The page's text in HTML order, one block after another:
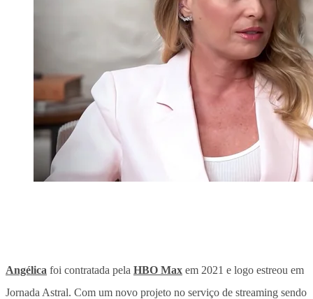
Angélica foi contratada pela HBO Max em 2021 e logo estreou em
Jornada Astral. Com um novo projeto no serviço de streaming sendo